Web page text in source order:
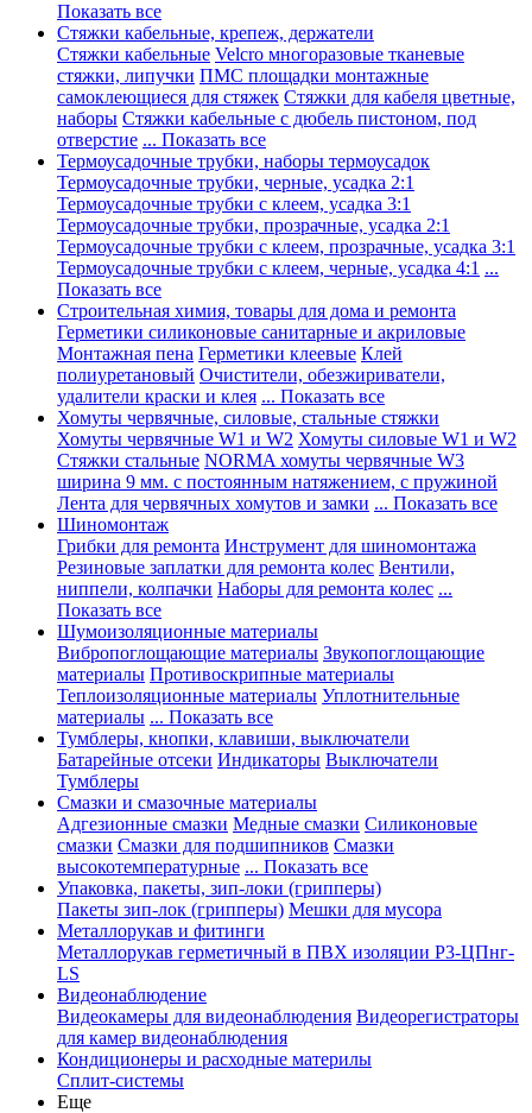
Показать все
Стяжки кабельные, крепеж, держатели
Стяжки кабельные Velcro многоразовые тканевые
стяжки, липучки ПМС площадки монтажные
самоклеющиеся для стяжек Стяжки для кабеля цветные,
наборы Стяжки кабельные с дюбель пистоном, под
отверстие ... Показать все
Термоусадочные трубки, наборы термоусадок
Термоусадочные трубки, черные, усадка 2:1
Термоусадочные трубки с клеем, усадка 3:1
Термоусадочные трубки, прозрачные, усадка 2:1
Термоусадочные трубки с клеем, прозрачные, усадка 3:1
Термоусадочные трубки с клеем, черные, усадка 4:1 ...
Показать все
Строительная химия, товары для дома и ремонта
Герметики силиконовые санитарные и акриловые
Монтажная пена Герметики клеевые Клей
полиуретановый Очистители, обезжириватели,
удалители краски и клея ... Показать все
Хомуты червячные, силовые, стальные стяжки
Хомуты червячные W1 и W2 Хомуты силовые W1 и W2
Стяжки стальные NORMA хомуты червячные W3
ширина 9 мм. с постоянным натяжением, с пружиной
Лента для червячных хомутов и замки ... Показать все
Шиномонтаж
Грибки для ремонта Инструмент для шиномонтажа
Резиновые заплатки для ремонта колес Вентили,
ниппели, колпачки Наборы для ремонта колес ...
Показать все
Шумоизоляционные материалы
Вибропоглощающие материалы Звукопоглощающие
материалы Противоскрипные материалы
Теплоизоляционные материалы Уплотнительные
материалы ... Показать все
Тумблеры, кнопки, клавиши, выключатели
Батарейные отсеки Индикаторы Выключатели
Тумблеры
Смазки и смазочные материалы
Адгезионные смазки Медные смазки Силиконовые
смазки Смазки для подшипников Смазки
высокотемпературные ... Показать все
Упаковка, пакеты, зип-локи (грипперы)
Пакеты зип-лок (грипперы) Мешки для мусора
Металлорукав и фитинги
Металлорукав герметичный в ПВХ изоляции Р3-ЦПнг-
LS
Видеонаблюдение
Видеокамеры для видеонаблюдения Видеорегистраторы
для камер видеонаблюдения
Кондиционеры и расходные материлы
Сплит-системы
Еще